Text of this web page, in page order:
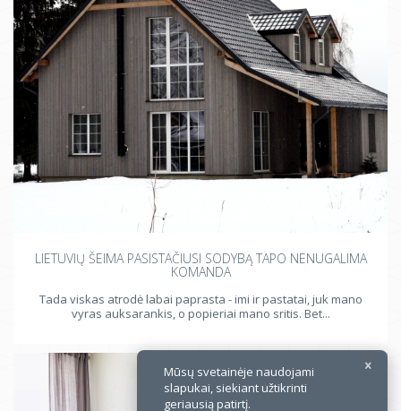
×
LIETUVIŲ ŠEIMA PASISTAČIUSI SODYBĄ TAPO NENUGALIMA
KOMANDA
Tada viskas atrodė labai paprasta - imi ir pastatai, juk mano
vyras auksarankis, o popieriai mano sritis. Bet...
Mūsų svetainėje naudojami
slapukai, siekiant užtikrinti
geriausią patirtį.